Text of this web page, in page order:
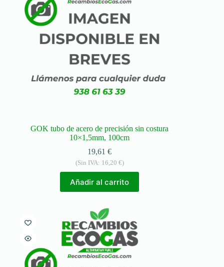
GOK tubo de acero de precisión sin costura
10×1,5mm, 100cm
19,61€
(Sin IVA: 16,20 €)
Añadir al carrito